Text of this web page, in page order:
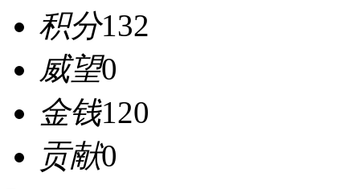
积分132
威望0
金钱120
贡献0